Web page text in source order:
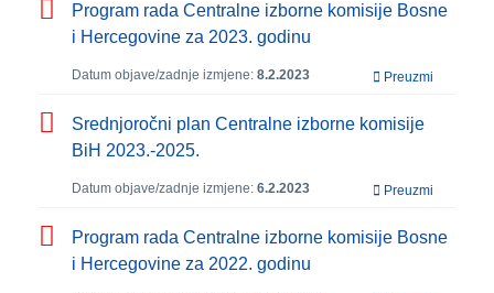
Program rada Centralne izborne komisije Bosne
i Hercegovine za 2023. godinu
Datum objave/zadnje izmjene: 8.2.2023 Preuzmi
Srednjoročni plan Centralne izborne komisije
BiH 2023.-2025.
Datum objave/zadnje izmjene: 6.2.2023 Preuzmi
Program rada Centralne izborne komisije Bosne
i Hercegovine za 2022. godinu